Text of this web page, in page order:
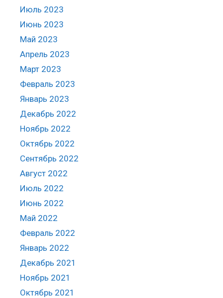
Июль 2023
Июнь 2023
Май 2023
Апрель 2023
Март 2023
Февраль 2023
Январь 2023
Декабрь 2022
Ноябрь 2022
Октябрь 2022
Сентябрь 2022
Август 2022
Июль 2022
Июнь 2022
Май 2022
Февраль 2022
Январь 2022
Декабрь 2021
Ноябрь 2021
Октябрь 2021